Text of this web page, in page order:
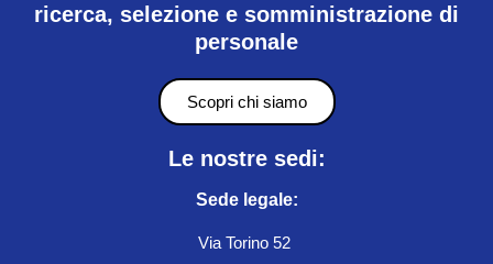
ricerca, selezione e somministrazione di
personale
Scopri chi siamo
Le nostre sedi:
Sede legale:
Via Torino 52